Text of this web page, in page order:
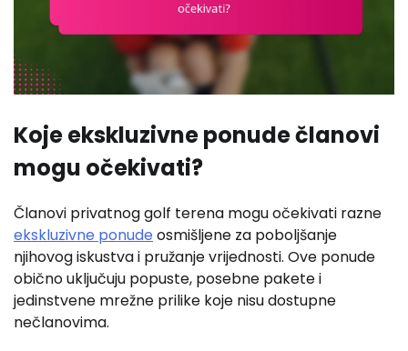
Koje ekskluzivne ponude članovi
mogu očekivati?
Članovi privatnog golf terena mogu očekivati razne
ekskluzivne ponude osmišljene za poboljšanje
njihovog iskustva i pružanje vrijednosti. Ove ponude
obično uključuju popuste, posebne pakete i
jedinstvene mrežne prilike koje nisu dostupne
nečlanovima.